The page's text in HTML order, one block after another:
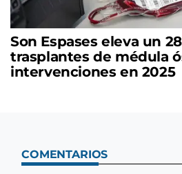
Son Espases eleva un
trasplantes de médula
intervenciones en 2025
COMENTARIOS